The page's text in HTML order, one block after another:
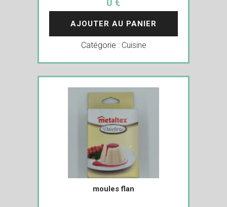
0 €
AJOUTER AU PANIER
Catégorie : Cuisine
moules flan